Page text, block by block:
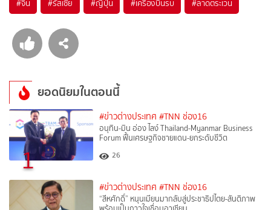
#จีน #รัสเซีย #ญี่ปุ่น #เครื่องบินรบ #ลาดตระเวน
ยอดนิยมในตอนนี้
1
#ข่าวต่างประเทศ #TNN ช่อง16
อนุทิน-มิน อ่อง ไลง์ Thailand-Myanmar Business
Forum ฟื้นเศรษฐกิจชายแดน-ยกระดับชีวิต
26
#ข่าวต่างประเทศ #TNN ช่อง16
“สีหศักดิ์”​ หนุนเมียนมากลับสู่ประชาธิปไตย-สันติภาพ